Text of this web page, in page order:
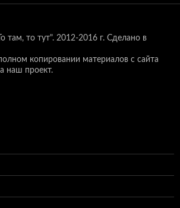
там, то тут". 2012-2016 г. Сделано в
копировании материалов с сайта
наш проект.